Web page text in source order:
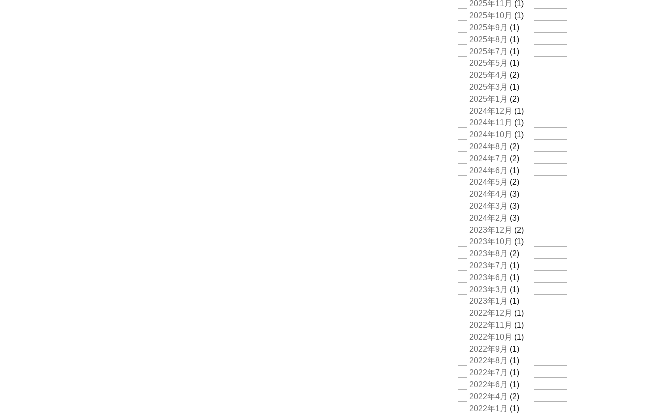
2025年11月 (1)
2025年10月 (1)
2025年9月 (1)
2025年8月 (1)
2025年7月 (1)
2025年5月 (1)
2025年4月 (2)
2025年3月 (1)
2025年1月 (2)
2024年12月 (1)
2024年11月 (1)
2024年10月 (1)
2024年8月 (2)
2024年7月 (2)
2024年6月 (1)
2024年5月 (2)
2024年4月 (3)
2024年3月 (3)
2024年2月 (3)
2023年12月 (2)
2023年10月 (1)
2023年8月 (2)
2023年7月 (1)
2023年6月 (1)
2023年3月 (1)
2023年1月 (1)
2022年12月 (1)
2022年11月 (1)
2022年10月 (1)
2022年9月 (1)
2022年8月 (1)
2022年7月 (1)
2022年6月 (1)
2022年4月 (2)
2022年1月 (1)